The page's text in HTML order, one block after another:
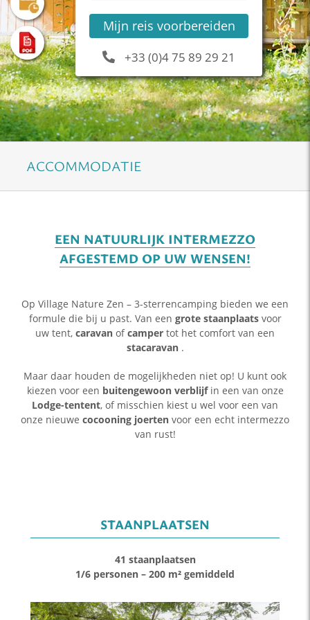
Mijn reis voorbereiden
+33 (0)4 75 89 29 21
ACCOMMODATIE
EEN NATUURLIJK INTERMEZZO
AFGESTEMD OP UW WENSEN!
Op Village Nature Zen – 3-sterrencamping bieden we een
formule die bij u past. Van een grote staanplaatsvoor
uw tent, caravan ofcamper tot het comfort van een
stacaravan .
Maar daar houden de mogelijkheden niet op! U kunt ook
kiezen voor een buitengewoon verblijfin een van onze
Lodge-tentent, of misschien kiest u wel voor een van
onze nieuwe cocooning joerten voor een echt intermezzo
van rust!
STAANPLAATSEN
41 staanplaatsen
1/6 personen – 200 m² gemiddeld